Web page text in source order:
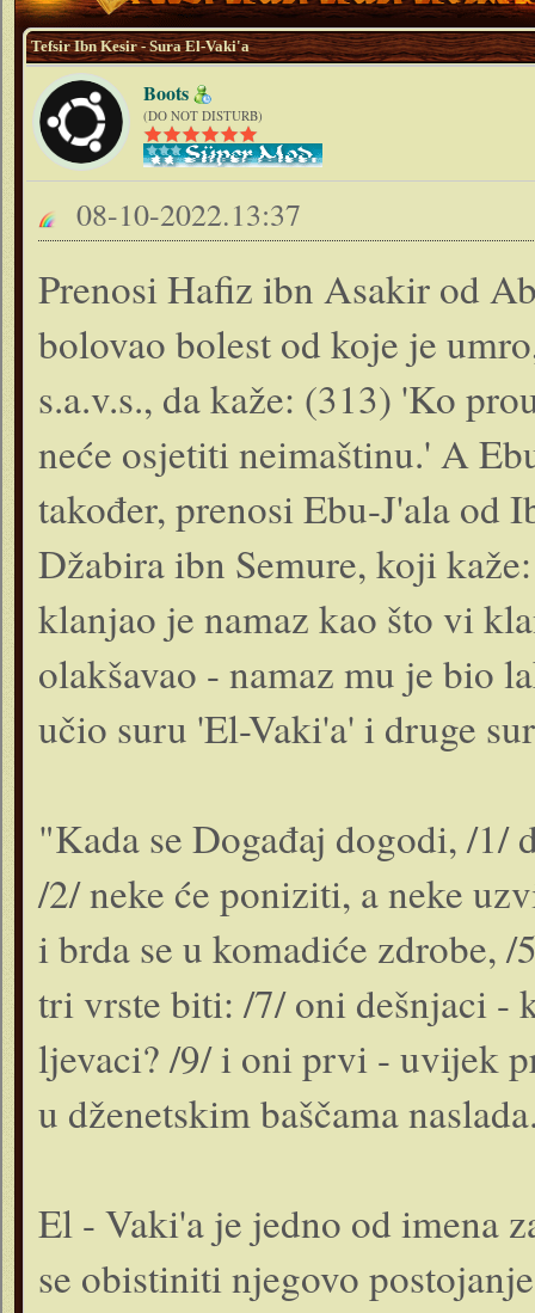
Tefsir Ibn Kesir - Sura El-Vaki'a
Boots
(DO NOT DISTURB)
08-10-2022.13:37
Prenosi Hafiz ibn Asakir od
bolovao bolest od koje je
s.a.v.s., da kaže: (313) 'Ko
neće osjetiti neimaštinu.' A
također, prenosi Ebu-J'ala od
Džabira ibn Semure, koji
klanjao je namaz kao što vi
olakšavao - namaz mu je bio
učio suru 'El-Vaki'a' i druge
"Kada se Događaj dogodi, /1/
/2/ neke će poniziti, a neke
i brda se u komadiće zdrobe, /
tri vrste biti: /7/ oni dešnjaci -
ljevaci? /9/ i oni prvi - uvijek
u dženetskim baščama
El - Vaki'a je jedno od imena
se obistiniti njegovo